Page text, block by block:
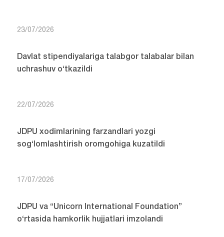
23/07/2026
Davlat stipendiyalariga talabgor talabalar bilan
uchrashuv o‘tkazildi
22/07/2026
JDPU xodimlarining farzandlari yozgi
sog‘lomlashtirish oromgohiga kuzatildi
17/07/2026
JDPU va “Unicorn International Foundation”
o‘rtasida hamkorlik hujjatlari imzolandi